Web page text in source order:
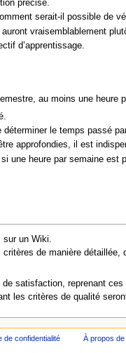
précise.
serait-il possible de
vraisemblablement
d’apprentissage.
au moins une
le temps passé
approfondies, il est
une heure par semaine
un Wiki.
de manière
satisfaction, reprenant
les critères de qualité
de confidentialité À propos